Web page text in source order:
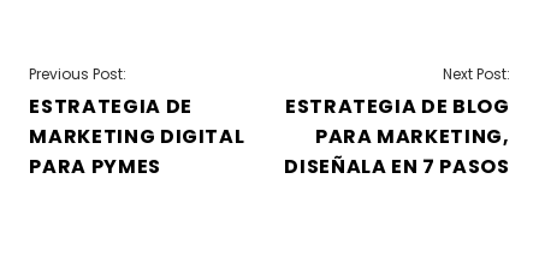
NAVEGACIÓN
DE
ENTRADAS
Previous Post:
ESTRATEGIA DE
MARKETING DIGITAL
PARA PYMES
Next Post:
ESTRATEGIA DE BLOG
PARA MARKETING,
DISEÑALA EN 7 PASOS